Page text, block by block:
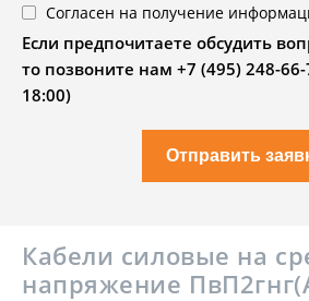
Согласен на получение
Если предпочитаете обсудить
то позвоните нам +7 (495) 248-
18:00)
Отправить
Кабели силовые на
напряжение